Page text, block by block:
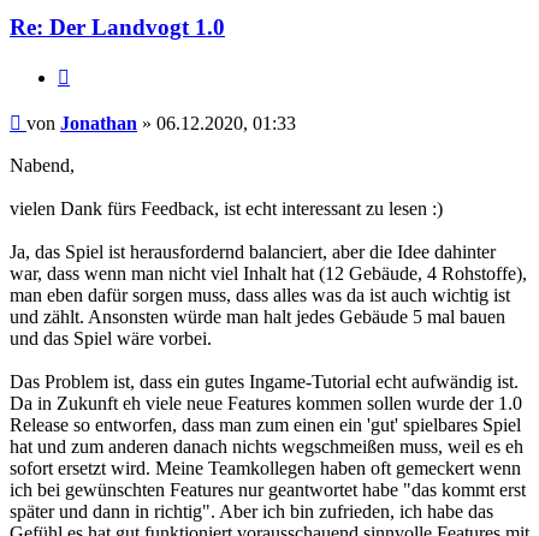
Re: Der Landvogt 1.0
Beitrag
von Jonathan » 06.12.2020, 01:33
Nabend,
vielen Dank fürs Feedback, ist echt interessant zu lesen :)
Ja, das Spiel ist herausfordernd balanciert, aber die Idee dahinter
war, dass wenn man nicht viel Inhalt hat (12 Gebäude, 4 Rohstoffe),
man eben dafür sorgen muss, dass alles was da ist auch wichtig ist
und zählt. Ansonsten würde man halt jedes Gebäude 5 mal bauen
und das Spiel wäre vorbei.
Das Problem ist, dass ein gutes Ingame-Tutorial echt aufwändig ist.
Da in Zukunft eh viele neue Features kommen sollen wurde der 1.0
Release so entworfen, dass man zum einen ein 'gut' spielbares Spiel
hat und zum anderen danach nichts wegschmeißen muss, weil es eh
sofort ersetzt wird. Meine Teamkollegen haben oft gemeckert wenn
ich bei gewünschten Features nur geantwortet habe "das kommt erst
später und dann in richtig". Aber ich bin zufrieden, ich habe das